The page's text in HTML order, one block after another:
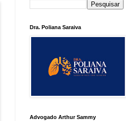
Dra. Poliana Saraiva
Advogado Arthur Sammy